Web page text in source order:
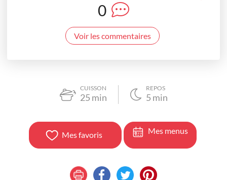
0
Voir les commentaires
CUISSON
25 min
REPOS
5 min
Mes favoris Mes menus